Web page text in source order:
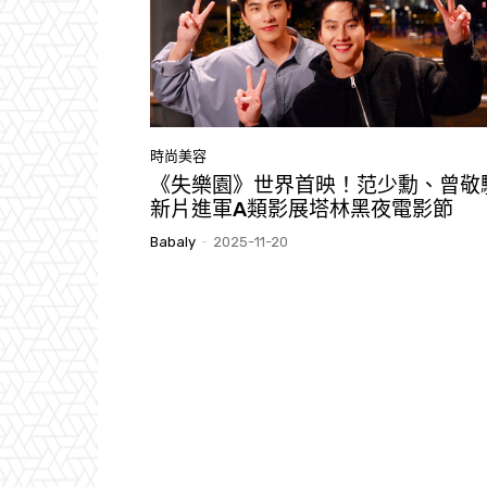
時尚美容
《失樂園》世界首映！范少勳、曾敬
新片進軍A類影展塔林黑夜電影節
Babaly - 2025-11-20